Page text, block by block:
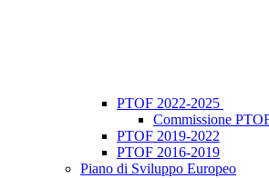
PTOF 2022-2025
Commissione
PTOF 2019-2022
PTOF 2016-2019
Piano di Sviluppo Europeo